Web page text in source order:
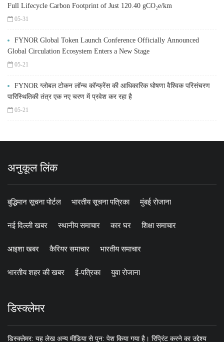
Full Lifecycle Carbon Footprint of Just 120.40 gCO₂e/km
05-31
FYNOR Global Token Launch Conference Officially Announced
Global Circulation Ecosystem Enters a New Stage
05-21
FYNOR ग्लोबल टोकन लॉन्च कॉन्फ्रेंस की आधिकारिक घोषणा वैश्विक परिसंचरण
पारिस्थितिकी तंत्र एक नए चरण में प्रवेश कर रहा है
05-21
अनुकूल लिंक
बुद्धिमान सूचना पोर्टल भारतीय सूचना पत्रिका मुंबई रोजाना
नई दिल्ली खबर स्थानीय समाचार कार घर शिक्षा समाचार
आइशा खबर कैरियर समाचार भारतीय समाचार
भारतीय शहर की खबर ई-पत्रिका युवा रोजाना
डिस्क्लेमर
डिस्क्लेमर: यह लेख अन्य मीडिया से पुन: पेश किया गया है। रिप्रिंट करने का उद्देश्य